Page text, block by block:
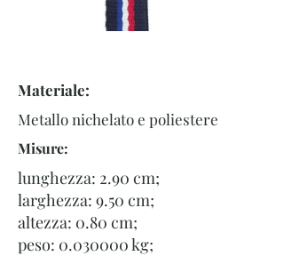
Materiale:
Metallo nichelato e poliestere
Misure:
lunghezza: 2.90 cm;
larghezza: 9.50 cm;
altezza: 0.80 cm;
peso: 0.030000kg;